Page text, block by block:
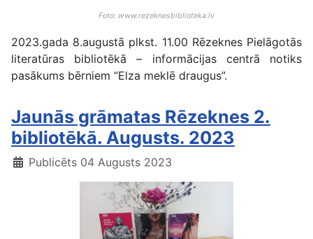
Foto: www.rezeknesbiblioteka.lv
2023.gada 8.augustā plkst. 11.00 Rēzeknes Pielāgotās
literatūras bibliotēkā – informācijas centrā notiks
pasākums bērniem “Elza meklē draugus”.
Jaunās grāmatas Rēzeknes 2.
bibliotēkā. Augusts. 2023
Publicēts 04 Augusts 2023